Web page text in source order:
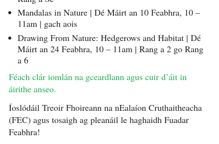
Mandalas in Nature | Dé Máirt an 10 Feabhra, 10 –
11am | gach aois
Drawing From Nature: Hedgerows and Habitat | Dé
Máirt an 24 Feabhra, 10 – 11am | Rang a 2 go Rang
a 6
Féach clár iomlán na gceardlann agus cuir d’áit in
áirithe anseo.
Íoslódáil Treoir Fhoireann na nEalaíon Cruthaitheacha
(FEC) agus tosaigh ag pleanáil le haghaidh Fuadar
Feabhra!